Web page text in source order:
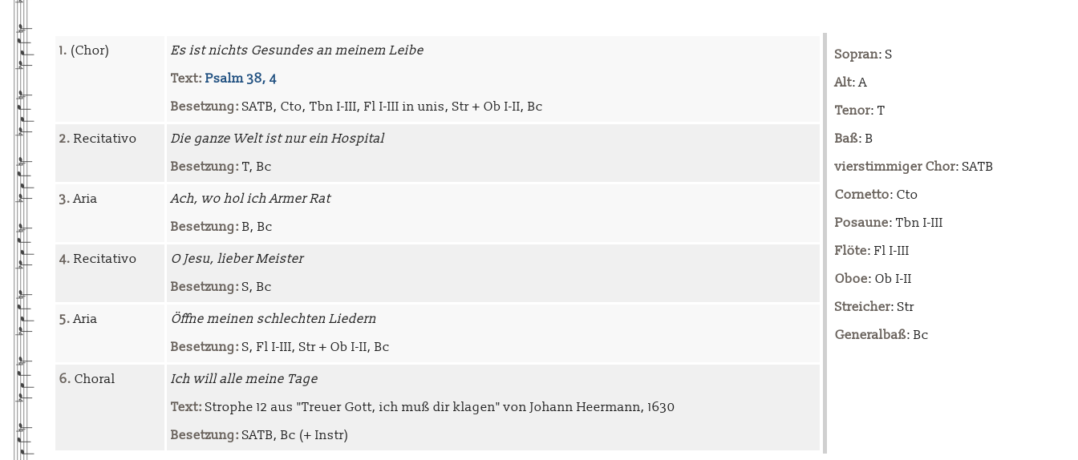
1. (Chor)
Es ist nichts Gesundes an meinem Leibe
Text: Psalm 38, 4
Besetzung: SATB, Cto, Tbn I-III, Fl I-III in unis, Str + Ob I-II, Bc
2. Recitativo
Die ganze Welt ist nur ein Hospital
Besetzung: T, Bc
3.Aria
Ach, wo hol ich Armer Rat
Besetzung: B, Bc
4. Recitativo
O Jesu, lieber Meister
Besetzung: S, Bc
5.Aria
Öffne meinen schlechten Liedern
Besetzung: S, Fl I-III, Str + Ob I-II, Bc
6. Choral
Ich will alle meine Tage
Text: Strophe 12 aus "Treuer Gott, ich muß dir klagen" von Johann Heermann, 1630
Besetzung: SATB, Bc (+ Instr)
Sopran: S
Alt: A
Tenor: T
Baß: B
vierstimmiger Chor: SATB
Cornetto: Cto
Posaune: Tbn I-III
Flöte: Fl I-III
Oboe: Ob I-II
Streicher: Str
Generalbaß: Bc